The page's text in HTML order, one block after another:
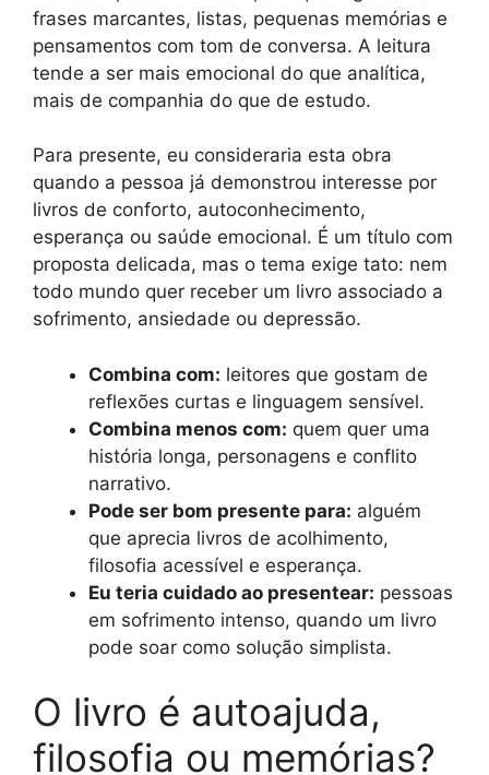
frases marcantes, listas, pequenas memórias e
pensamentos com tom de conversa. A leitura
tende a ser mais emocional do que analítica,
mais de companhia do que de estudo.
Para presente, eu consideraria esta obra
quando a pessoa já demonstrou interesse por
livros de conforto, autoconhecimento,
esperança ou saúde emocional. É um título com
proposta delicada, mas o tema exige tato: nem
todo mundo quer receber um livro associado a
sofrimento, ansiedade ou depressão.
Combina com: leitores que gostam de
reflexões curtas e linguagem sensível.
Combina menos com: quem quer uma
história longa, personagens e conflito
narrativo.
Pode ser bom presente para: alguém
que aprecia livros de acolhimento,
filosofia acessível e esperança.
Eu teria cuidado ao presentear: pessoas
em sofrimento intenso, quando um livro
pode soar como solução simplista.
O livro é autoajuda,
filosofia ou memórias?